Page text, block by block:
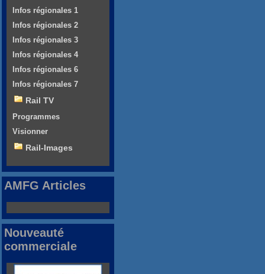
Infos régionales 1
Infos régionales 2
Infos régionales 3
Infos régionales 4
Infos régionales 6
Infos régionales 7
Rail TV
Programmes
Visionner
Rail-Images
AMFG Articles
Nouveauté
commerciale